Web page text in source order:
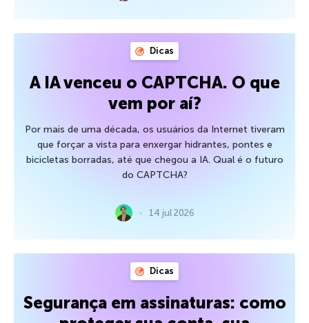
Dicas
A IA venceu o CAPTCHA. O que
vem por aí?
Por mais de uma década, os usuários da Internet tiveram
que forçar a vista para enxergar hidrantes, pontes e
bicicletas borradas, até que chegou a IA. Qual é o futuro
do CAPTCHA?
14 jul 2026
Dicas
Segurança em assinaturas: como